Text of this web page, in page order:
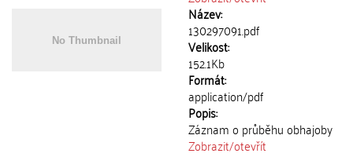
Název:
130297091.pdf
Velikost:
152.1Kb
Formát:
application/pdf
Popis:
Záznam o průběhu obhajoby
Zobrazit/otevřít